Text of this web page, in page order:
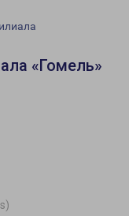
«Гомель»